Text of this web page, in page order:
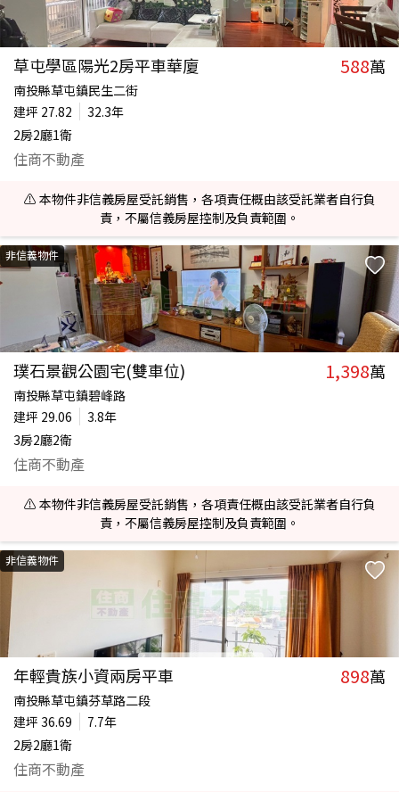
草屯學區陽光2房平車華廈 588萬
南投縣草屯鎮民生二街
建坪 27.82
32.3年
2房2廳1衛
住商不動產
⚠️ 本物件非信義房屋受託銷售，各項責任概由該受託業者自行負
責，不屬信義房屋控制及負責範圍。
非信義物件
璞石景觀公園宅(雙車位) 1,398萬
南投縣草屯鎮碧峰路
建坪 29.06
3.8年
3房2廳2衛
住商不動產
⚠️ 本物件非信義房屋受託銷售，各項責任概由該受託業者自行負
責，不屬信義房屋控制及負責範圍。
非信義物件
年輕貴族小資兩房平車 898萬
南投縣草屯鎮芬草路二段
建坪 36.69
7.7年
2房2廳1衛
住商不動產